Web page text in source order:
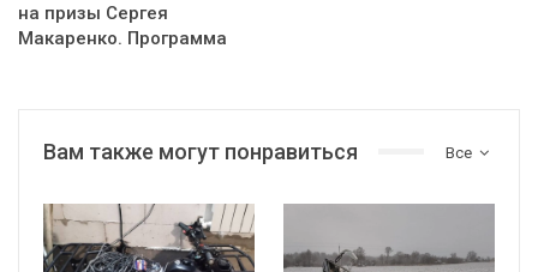
на призы Сергея
Макаренко. Программа
Все
Вам также могут понравиться